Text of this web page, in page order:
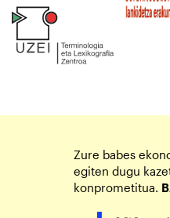
Zure babes
egiten dugu
konprometitua.